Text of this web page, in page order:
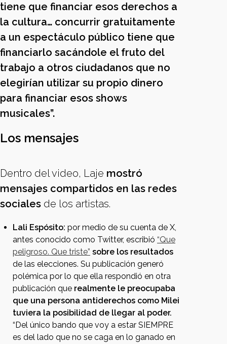
tiene que financiar esos derechos a
la cultura… concurrir gratuitamente
a un espectáculo público tiene que
financiarlo sacándole el fruto del
trabajo a otros ciudadanos que no
elegirían utilizar su propio dinero
para financiar esos shows
musicales”.
Los mensajes
Dentro del video, Laje mostró
mensajes compartidos en las redes
sociales de los artistas.
Lali Espósito: por medio de su cuenta de X,
antes conocido como Twitter, escribió “Que
peligroso. Que triste” sobre los resultados
de las elecciones. Su publicación generó
polémica por lo que ella respondió en otra
publicación que realmente le preocupaba
que una persona antiderechos como Milei
tuviera la posibilidad de llegar al poder.
“Del único bando que voy a estar SIEMPRE
es del lado que no se caga en lo ganado en